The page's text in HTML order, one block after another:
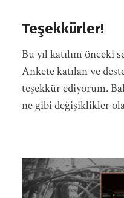
Teşekkürler!
Bu yıl katılım önceki
Ankete katılan ve
teşekkür ediyorum.
ne gibi değişiklikler